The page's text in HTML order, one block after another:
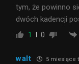
tym, że powinno
dwóch kadencji
1 0
walt 5 miesiące